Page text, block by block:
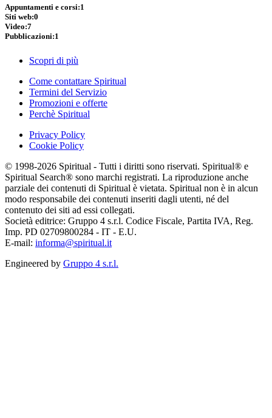
Appuntamenti e corsi:1
Siti web:0
Video:7
Pubblicazioni:1
Scopri di più
Come contattare Spiritual
Termini del Servizio
Promozioni e offerte
Perchè Spiritual
Privacy Policy
Cookie Policy
© 1998-2026 Spiritual - Tutti i diritti sono riservati. Spiritual® e
Spiritual Search® sono marchi registrati. La riproduzione anche
parziale dei contenuti di Spiritual è vietata. Spiritual non è in alcun
modo responsabile dei contenuti inseriti dagli utenti, né del
contenuto dei siti ad essi collegati.
Società editrice: Gruppo 4 s.r.l. Codice Fiscale, Partita IVA, Reg.
Imp. PD 02709800284 - IT - E.U.
E-mail: informa@spiritual.it
Engineered by Gruppo 4 s.r.l.